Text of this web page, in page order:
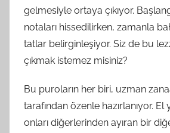
gelmesiyle ortaya çıkıyor.
notaları hissedilirken, zamanla
tatlar belirginleşiyor. Siz de bu
çıkmak istemez misiniz?
Bu puroların her biri, uzman
tarafından özenle hazırlanıyor. El
onları diğerlerinden ayıran bir